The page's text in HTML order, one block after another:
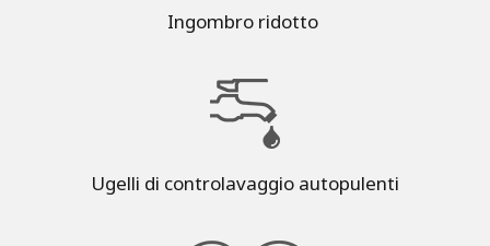
Ingombro ridotto
Ugelli di controlavaggio autopulenti